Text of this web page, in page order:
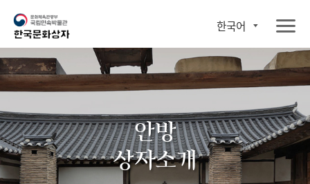
한국어
안방
상자소개